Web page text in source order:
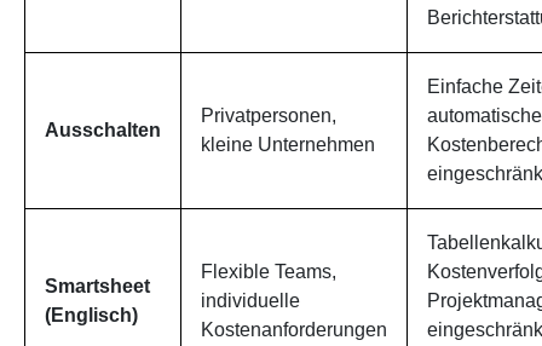
Ausschalten
Privatpersonen,
kleine Unternehmen
Einfache
automatische
Smartsheet
(Englisch)
Flexible Teams,
individuelle
Kostenanforderungen